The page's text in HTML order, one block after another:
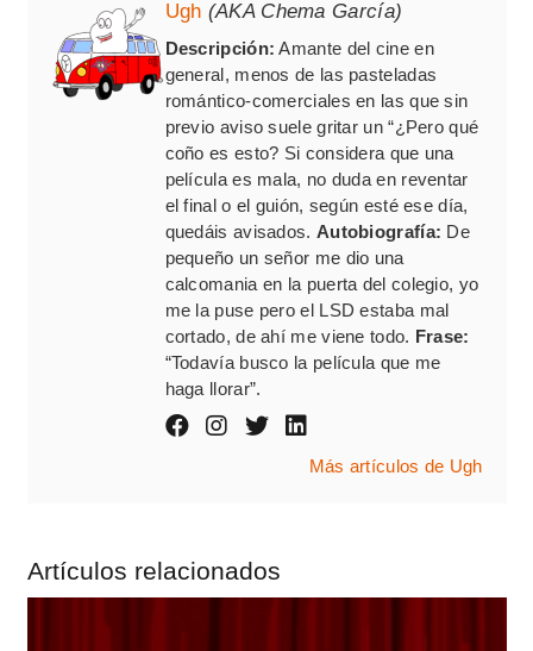
Ugh (AKA Chema García)
Descripción: Amante del cine en
general, menos de las pasteladas
romántico-comerciales en las que sin
previo aviso suele gritar un “¿Pero qué
coño es esto? Si considera que una
película es mala, no duda en reventar
el final o el guión, según esté ese día,
quedáis avisados. Autobiografía: De
pequeño un señor me dio una
calcomania en la puerta del colegio, yo
me la puse pero el LSD estaba mal
cortado, de ahí me viene todo. Frase:
“Todavía busco la película que me
haga llorar”.
Más artículos de Ugh
Artículos relacionados